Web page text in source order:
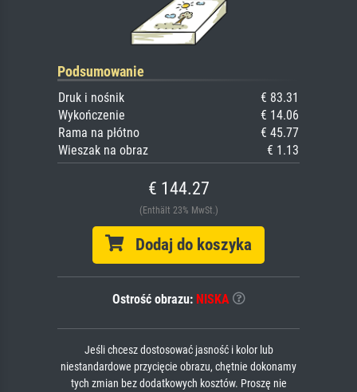
Podsumowanie
Druk i nośnik
€ 83.31
Wykończenie
€ 14.06
Rama na płótno
€ 45.77
Wieszak na obraz
€ 1.13
€ 144.27
(Enthält 23% MwSt.)
Dodaj do koszyka
Ostrość obrazu: NISKA
Jeśli chcesz dostosować jasność i kolor lub
niestandardowe przycięcie obrazu, chętnie dokonamy
tych zmian bez dodatkowych kosztów. Proszę nie